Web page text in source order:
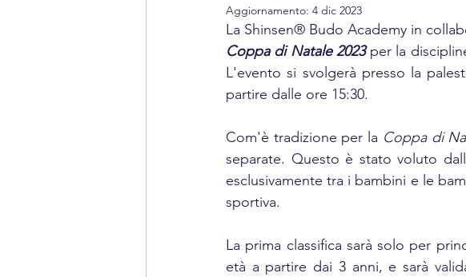
Aggiornamento: 4 dic 2023
La Shinsen® Budo Academy in
Coppa di Natale 2023 per la
L'evento si svolgerà presso la
partire dalle ore 15:30.
Com'è tradizione per la Coppa di
separate. Questo è stato voluto
esclusivamente tra i bambini e le
sportiva.
La prima classifica sarà solo per
età a partire dai 3 anni, e sarà